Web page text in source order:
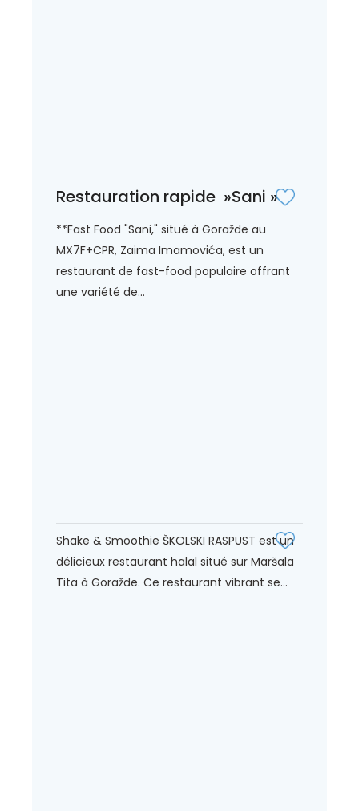
Restauration rapide »Sani »
**Fast Food "Sani," situé à Goražde au
MX7F+CPR, Zaima Imamovića, est un
restaurant de fast-food populaire offrant
une variété de...
Shake & Smoothie ŠKOLSKI RASPUST est un
délicieux restaurant halal situé sur Maršala
Tita à Goražde. Ce restaurant vibrant se...